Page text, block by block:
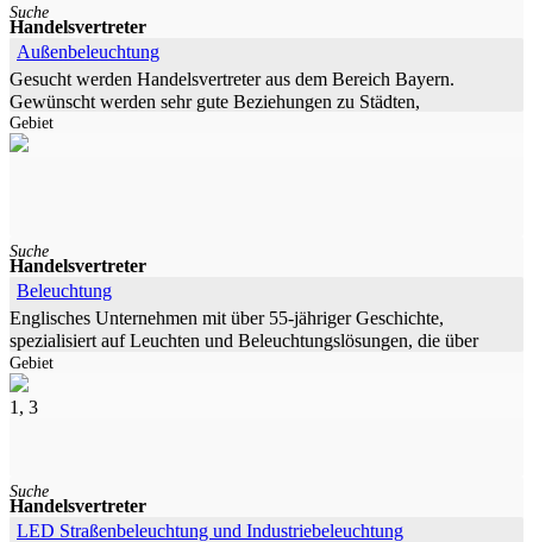
Suche
Handelsvertreter
Außenbeleuchtung
Gesucht werden Handelsvertreter aus dem Bereich Bayern.
Gewünscht werden sehr gute Beziehungen zu Städten,
Kommunen, Beleuchtungsfirmen, Architekturbüros und
Ingenieurbüros
Gebiet
Suche
Handelsvertreter
Beleuchtung
Englisches Unternehmen mit über 55-jähriger Geschichte,
spezialisiert auf Leuchten und Beleuchtungslösungen, die über
Jahrzehnte rauen Bedingungen im Innen- wie im Außenbereich
ausgesetzt sind. Seit
Gebiet
1, 3
Suche
Handelsvertreter
LED Straßenbeleuchtung und Industriebeleuchtung